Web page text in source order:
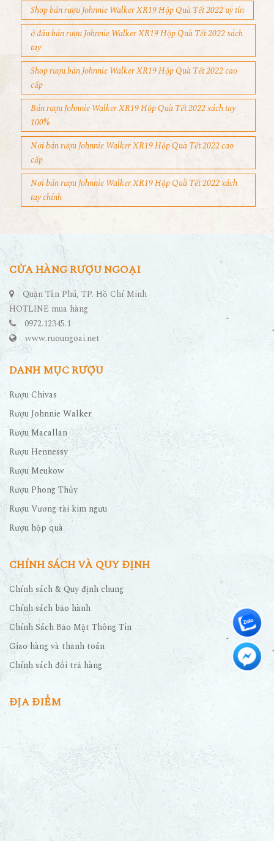
Shop bán rượu Johnnie Walker XR19 Hộp Quà Tết 2022 uy tín
ở đâu bán rượu Johnnie Walker XR19 Hộp Quà Tết 2022 xách
tay
Shop rượu bán Johnnie Walker XR19 Hộp Quà Tết 2022 cao
cấp
Bán rượu Johnnie Walker XR19 Hộp Quà Tết 2022 xách tay
100%
Nơi bán rượu Johnnie Walker XR19 Hộp Quà Tết 2022 cao
cấp
Nơi bán rượu Johnnie Walker XR19 Hộp Quà Tết 2022 xách
tay chính
CỬA HÀNG RƯỢU NGOẠI
Quận Tân Phú, TP. Hồ Chí Minh
HOTLINE mua hàng
0972.12345.1
www.ruoungoai.net
DANH MỤC RƯỢU
Rượu Chivas
Rượu Johnnie Walker
Rượu Macallan
Rượu Hennessy
Rượu Meukow
Rượu Phong Thủy
Rượu Vương tài kim ngưu
Rượu hộp quà
CHÍNH SÁCH VÀ QUY ĐỊNH
Chính sách & Quy định chung
Chính sách bảo hành
Chính Sách Bảo Mật Thông Tin
Giao hàng và thanh toán
Chính sách đổi trả hàng
ĐỊA ĐIỂM